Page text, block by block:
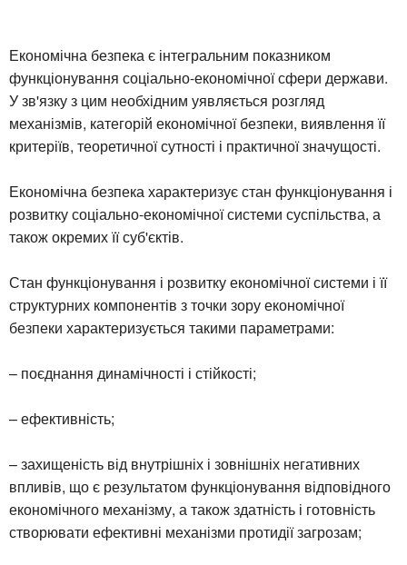
Економічна безпека є інтегральним показником
функціонування соціально-економічної сфери держави.
У зв'язку з цим необхідним уявляється розгляд
механізмів, категорій економічної безпеки, виявлення її
критеріїв, теоретичної сутності і практичної значущості.
Економічна безпека характеризує стан функціонування і
розвитку соціально-економічної системи суспільства, а
також окремих її суб'єктів.
Стан функціонування і розвитку економічної системи і її
структурних компонентів з точки зору економічної
безпеки характеризується такими параметрами:
– поєднання динамічності і стійкості;
– ефективність;
– захищеність від внутрішніх і зовнішніх негативних
впливів, що є результатом функціонування відповідного
економічного механізму, а також здатність і готовність
створювати ефективні механізми протидії загрозам;